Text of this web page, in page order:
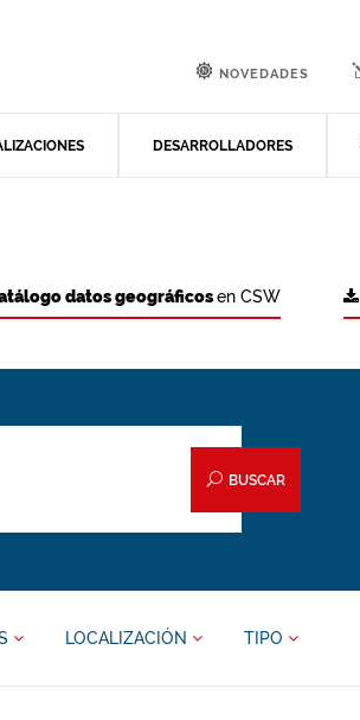
DESARROLLADORES
NOVEDADES
datos geográficosen CSW
BUSCAR
LOCALIZACIÓN TIPO